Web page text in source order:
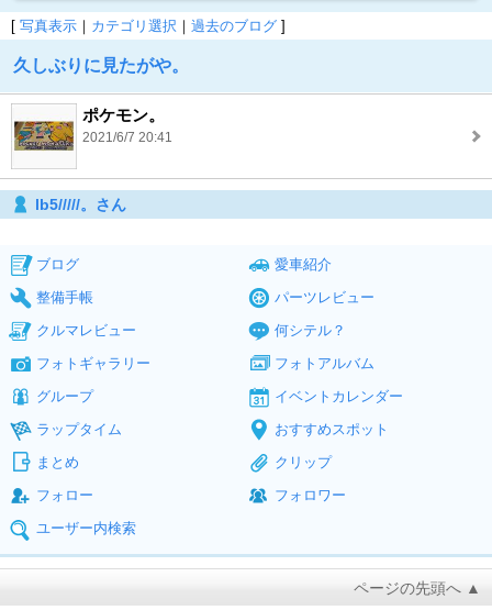
[ 写真表示 ｜ カテゴリ選択 ｜ 過去のブログ ]
久しぶりに見たがや。
ポケモン。
2021/6/7 20:41
lb5/////。さん
ブログ
愛車紹介
整備手帳
パーツレビュー
クルマレビュー
何シテル？
フォトギャラリー
フォトアルバム
グループ
イベントカレンダー
ラップタイム
おすすめスポット
まとめ
クリップ
フォロー
フォロワー
ユーザー内検索
ページの先頭へ ▲